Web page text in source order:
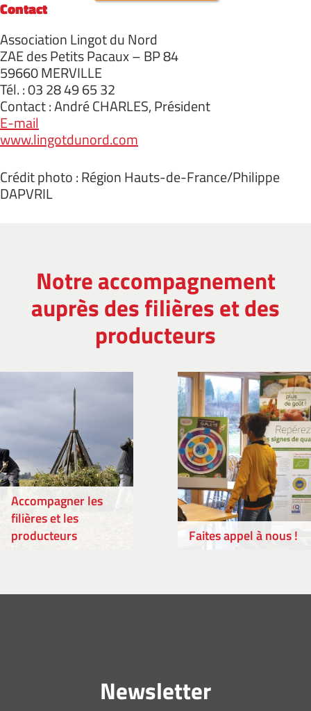
Contact
Association Lingot du Nord
ZAE des Petits Pacaux – BP 84
59660 MERVILLE
Tél. : 03 28 49 65 32
Contact : André CHARLES, Président
E-mail
www.lingotdunord.com
Crédit photo : Région Hauts-de-France/Philippe
DAPVRIL
Notre accompagnement
auprès des filières et des
producteurs
Accompagner les
filières et les
producteurs
Faites appel à nous !
Newsletter